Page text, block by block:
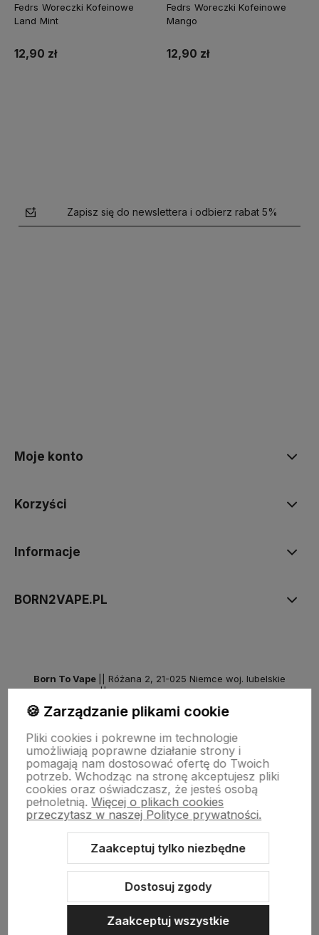
Fedrs Woreczki Kofeinowe
Land Mint
12,90 zł
Fedrs Woreczki Kofeinowe
Mango
12,90 zł
Zapisz się do newslettera i odbierz rabat 5%
Moje konto
Korzyści
Informacje
BORN2VAPE.PL
Born To Vape
|| Różana 2, 21-025 Niemce woj. lubelskie
NIP: 7141861133 || E:kontakt@born2vape.plT:665 744 477
Sklep internetowy Shoper Premium
Szablon Shoper Modern 3.0™
🍪 Zarządzanie plikami cookie
Pliki cookies i pokrewne im technologie
umożliwiają poprawne działanie strony i
pomagają nam dostosować ofertę do Twoich
potrzeb. Wchodząc na stronę akceptujesz pliki
cookies oraz oświadczasz, że jesteś osobą
pełnoletnią. Więcej o plikach cookies
przeczytasz w naszej Polityce prywatności.
Zaakceptuj tylko niezbędne
Dostosuj zgody
Zaakceptuj wszystkie